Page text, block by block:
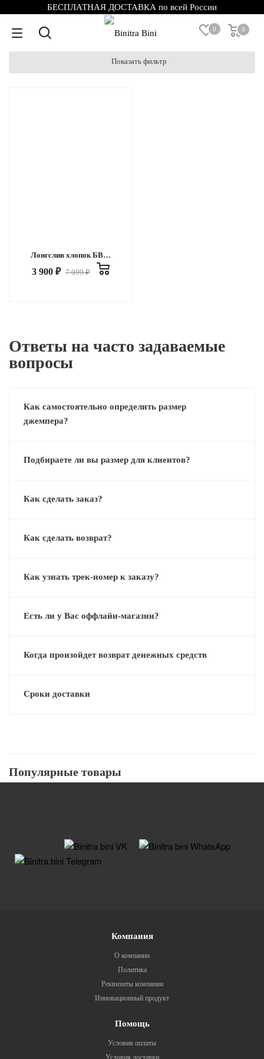
БЕСПЛАТНАЯ ДОСТАВКА по всей России
0 0
Лонгслив хлопок БВ7717
3 900 ₽ 7 099₽
Ответы на часто задаваемые
вопросы
Как самостоятельно определить размер
джемпера?
Подбираете ли вы размер для клиентов?
Как сделать заказ?
Как сделать возврат?
Как узнать трек-номер к заказу?
Есть ли у Вас оффлайн-магазин?
Когда произойдет возврат денежных средств
Сроки доставки
Популярные товары
Компания
О компании
Политика
Реквизиты компании
Инновационный продукт
Помощь
Условия оплаты
Условия доставки